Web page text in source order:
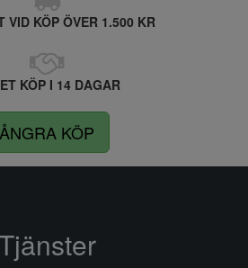
VID KÖP ÖVER 1.500 KR
KÖP I 14 DAGAR
ÅNGRA KÖP